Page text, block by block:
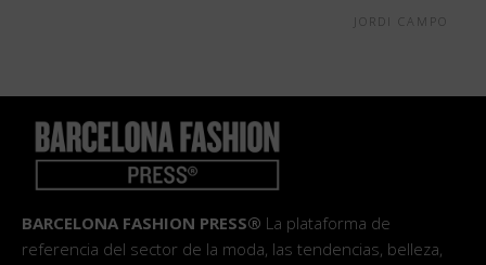
JORDI CAMPO
BARCELONA FASHION PRESS® La plataforma de
referencia del sector de la moda, las tendencias, belleza,